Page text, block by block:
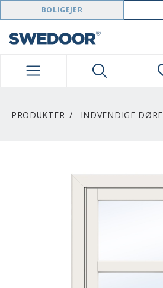
SWEDOOR NAVIGATION
BOLIGEJER
PRODUKTER INDVENDIGE DØRE